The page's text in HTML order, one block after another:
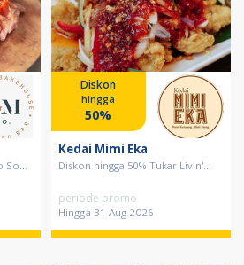
Diskon
hingga
50%
Kedai Mimi Eka
Diskon hingga 50% Tukar Livin'...
periode promo
Hingga 31 Aug 2026